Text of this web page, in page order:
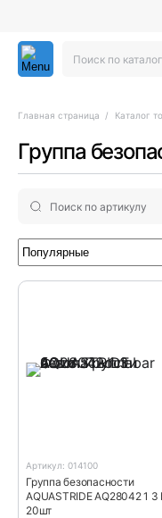
Главная страница Каталог
Группа
Артикул: 014100
Группа безопасности
AQUASTRIDE AQ28042 1 3
20шт